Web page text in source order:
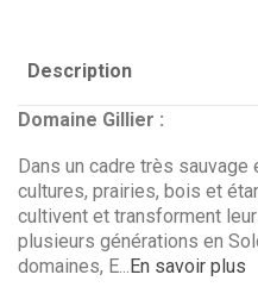
Description
Domaine Gillier :
Dans un cadre très sauvage
cultures, prairies, bois et
cultivent et transforment
plusieurs générations en
domaines, E... En savoir plus